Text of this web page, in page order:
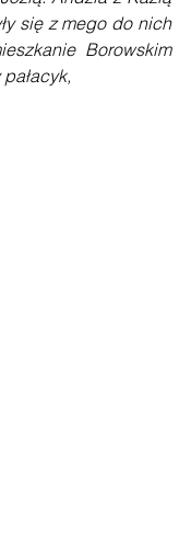
się z mego do nich
Borowskim